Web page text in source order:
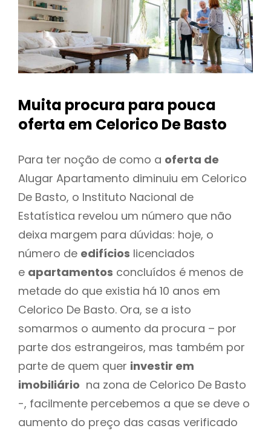
Muita procura para pouca
oferta em Celorico De Basto
Para ter noção de como a oferta de
Alugar Apartamento diminuiu em Celorico
De Basto, o Instituto Nacional de
Estatística revelou um número que não
deixa margem para dúvidas: hoje, o
número de edifícios licenciados
e apartamentos concluídos é menos de
metade do que existia há 10 anos em
Celorico De Basto. Ora, se a isto
somarmos o aumento da procura – por
parte dos estrangeiros, mas também por
parte de quem quer investir em
imobiliário na zona de Celorico De Basto
-, facilmente percebemos a que se deve o
aumento do preço das casas verificado